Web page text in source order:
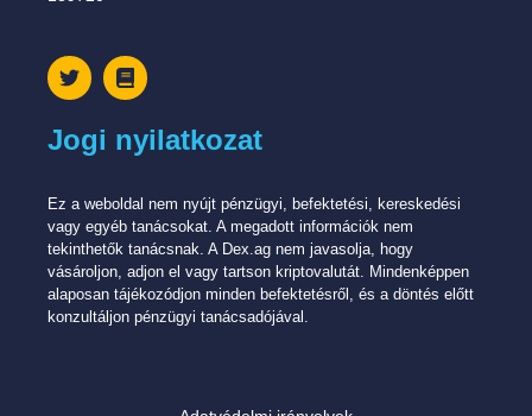
Jogi nyilatkozat
Ez a weboldal nem nyújt pénzügyi, befektetési, kereskedési
vagy egyéb tanácsokat. A megadott információk nem
tekinthetők tanácsnak. A Dex.ag nem javasolja, hogy
vásároljon, adjon el vagy tartson kriptovalutát. Mindenképpen
alaposan tájékozódjon minden befektetésről, és a döntés előtt
konzultáljon pénzügyi tanácsadójával.